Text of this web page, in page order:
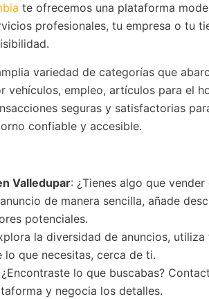
te ofrecemos una plataforma
profesionales, tu empresa o tu
variedad de categorías que
vehículos, empleo, artículos para el
seguras y satisfactorias
confiable y accesible.
Valledupar: ¿Tienes algo que
de manera sencilla, añade
potenciales.
la diversidad de anuncios,
que necesitas, cerca de ti.
lo que buscabas?
y negocia los detalles.